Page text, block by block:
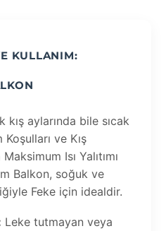
KULLANIM:
aylarında bile sıcak
ve Kış
Isı Yalıtımı
Balkon, soğuk ve
Feke için idealdir.
Leke tutmayan veya